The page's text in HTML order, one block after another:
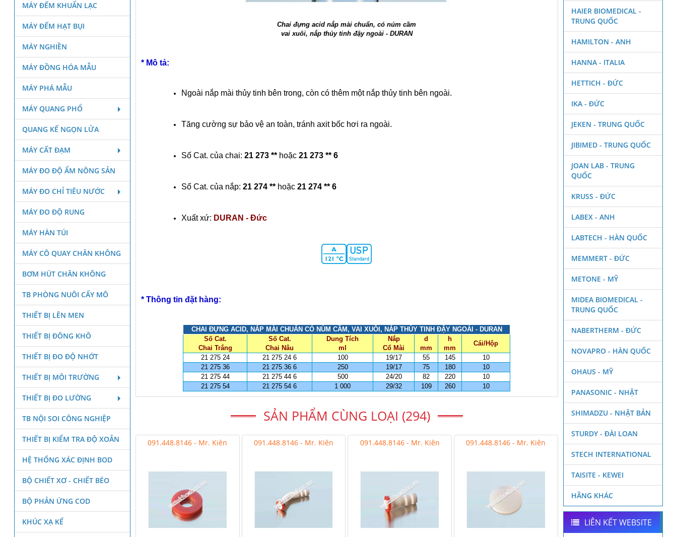
Chai đựng acid nắp mài chuẩn, có núm cầm
vai xuôi, nắp thủy tinh đậy ngoài - DURAN
* Mô tả:
Ngoài nắp mài thủy tinh bên trong, còn có thêm một nắp thủy tinh bên ngoài.
Tăng cường sự bảo vệ an toàn, tránh axit bốc hơi ra ngoài.
Số Cat. của chai: 21 273 **hoặc 21 273 ** 6
Số Cat. của nắp: 21 274 **hoặc 21 274 ** 6
Xuất xứ: DURAN - Đức
* Thông tin đặt hàng:
CHAI ĐỰNG ACID, NẮP MÀI CHUẨN CÓ NÙM CẦM, VAI XUÔI, NẮP THỦY TINH ĐẬY NGOÀI - DURAN
Số Cat.
Chai Trắng
Số Cat.
Chai Nâu
Dung Tích
ml
Nắp
Cổ Mài
d
mm
h
mm
Cái/Hộp
21 275 24
21 275 24 6 100 19/17 55 145
10
21 275 36
21 275 36 6 250 19/17 75 180
10
21 275 44
21 275 44 6 500 24/20 82 220
10
21 275 54
21 275 54 6 1 000 29/32 109 260 10
SẢN PHẨM CÙNG LOẠI (294)
091.448.8146 - Mr. Kiên 091.448.8146 - Mr. Kiên 091.448.8146 - Mr. Kiên 091.448.8146 - Mr. Kiên
MÁY ĐẾM KHUẨN LẠC
MÁY ĐẾM HẠT BỤI
MÁY NGHIỀN
MÁY ĐỒNG HÓA MẪU
MÁY PHÁ MẪU
MÁY QUANG PHỔ
QUANG KẾ NGỌN LỬA
MÁY CẤT ĐẠM
MÁY ĐO ĐỘ ẨM NÔNG SẢN
MÁY ĐO CHỈ TIÊU NƯỚC
MÁY ĐO ĐỘ RUNG
MÁY HÀN TÚI
MÁY CÔ QUAY CHÂN KHÔNG
BƠM HÚT CHÂN KHÔNG
TB PHÒNG NUÔI CẤY MÔ
THIẾT BỊ LÊN MEN
THIẾT BỊ ĐÔNG KHÔ
THIẾT BỊ ĐO ĐỘ NHỚT
THIẾT BỊ MÔI TRƯỜNG
THIẾT BỊ ĐO LƯỜNG
TB NỘI SOI CÔNG NGHIỆP
THIẾT BỊ KIỂM TRA ĐỘ XOẮN
HỆ THỐNG XÁC ĐỊNH BOD
BỘ CHIẾT XƠ - CHIẾT BÉO
BỘ PHẢN ỨNG COD
KHÚC XẠ KẾ
HAIER BIOMEDICAL -
TRUNG QUỐC
HAMILTON - ANH
HANNA - ITALIA
HETTICH - ĐỨC
IKA - ĐỨC
JEKEN - TRUNG QUỐC
JIBIMED - TRUNG QUỐC
JOAN LAB - TRUNG
QUỐC
KRUSS - ĐỨC
LABEX - ANH
LABTECH - HÀN QUỐC
MEMMERT - ĐỨC
METONE - MỸ
MIDEA BIOMEDICAL -
TRUNG QUỐC
NABERTHERM - ĐỨC
NOVAPRO - HÀN QUỐC
OHAUS - MỸ
PANASONIC - NHẬT
SHIMADZU - NHẬT BẢN
STURDY - ĐÀI LOAN
STECH INTERNATIONAL
TAISITE - KEWEI
HÃNG KHÁC
LIÊN KẾT WEBSITE